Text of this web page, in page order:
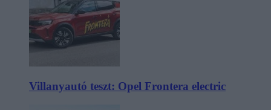
Villanyautó teszt: Opel Frontera electric